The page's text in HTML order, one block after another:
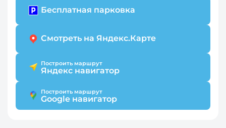
Бесплатная парковка
Смотреть на Яндекс.Карте
Построить маршрут
Яндекс навигатор
Построить маршрут
Google навигатор